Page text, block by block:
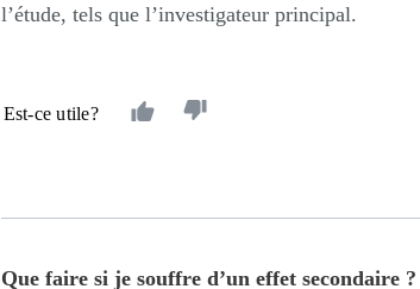
l’étude, tels que l’investigateur principal.
Est-ce utile?
Que faire si je souffre d’un effet secondaire ?